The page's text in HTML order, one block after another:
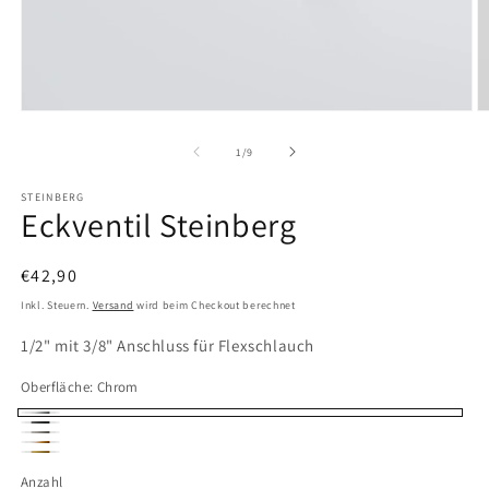
1 /von
9
STEINBERG
Eckventil Steinberg
Normaler
Preis
€42,90
Inkl. Steuern. Versand wird beim Checkout berechnet
1/2" mit 3/8" Anschluss für Flexschlauch
Oberfläche: Chrom
Chrom
Matt
Brushed
Nickel
Roségold
Anzahl